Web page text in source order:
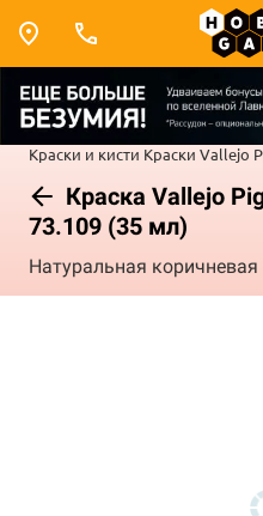
Краски и кисти Краски Vallejo
Краска Vallejo
73.109 (35 мл)
Натуральная коричневая